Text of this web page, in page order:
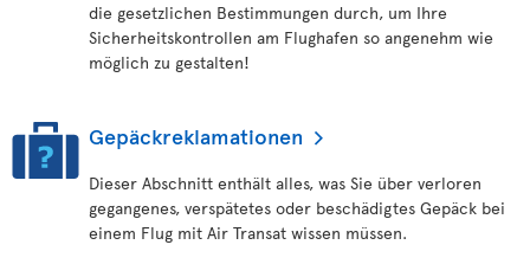
die gesetzlichen Bestimmungen durch, um Ihre
Sicherheitskontrollen am Flughafen so angenehm wie
möglich zu gestalten!
Gepäckreklamationen
Dieser Abschnitt enthält alles, was Sie über verloren
gegangenes, verspätetes oder beschädigtes Gepäck bei
einem Flug mit Air Transat wissen müssen.